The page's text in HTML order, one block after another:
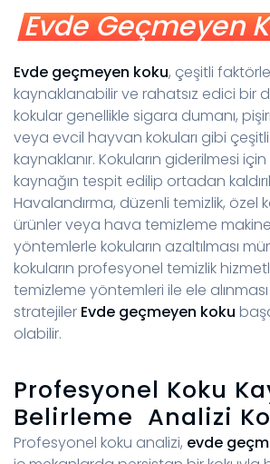
Evde Geçmeyen
Evde geçmeyen koku, çeşitli
kaynaklanabilir ve rahatsız edici bir
kokular genellikle sigara dumanı,
veya evcil hayvan kokuları gibi
kaynaklanır. Kokuların giderilmesi
kaynağın tespit edilip ortadan
Havalandırma, düzenli temizlik, özel
ürünler veya hava temizleme
yöntemlerle kokuların azaltılması
kokuların profesyonel temizlik
temizleme yöntemleri ile ele
stratejiler Evde geçmeyen koku
olabilir.
Profesyonel Koku
Belirleme Analizi
Profesyonel koku analizi, evde